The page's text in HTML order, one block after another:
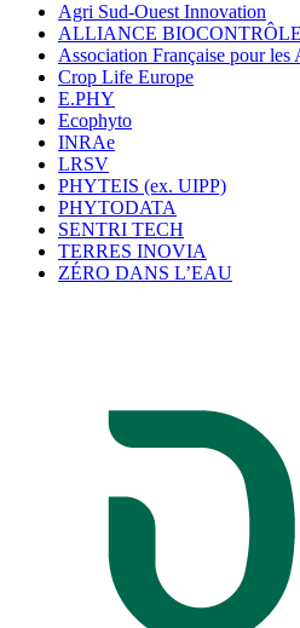
Agri Sud-Ouest Innovation
ALLIANCE BIOCONTRÔLE
Association Française pour
Crop Life Europe
E.PHY
Ecophyto
INRAe
LRSV
PHYTEIS (ex. UIPP)
PHYTODATA
SENTRI TECH
TERRES INOVIA
ZÉRO DANS L’EAU